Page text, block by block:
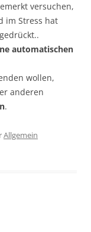
versuchen,
im Stress hat
automatischen
wollen,
anderen
.
Allgemein